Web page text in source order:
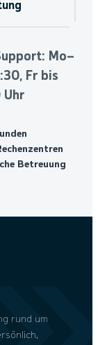
Mo–
Fr bis
Uhr
Betreuung
rund um